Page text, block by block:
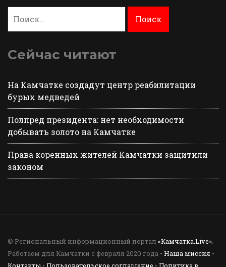
Сейчас читают
На Камчатке создадут центр реабилитации
бурых медведей
Полпред президента: нет необходимости
добывать золото на Камчатке
Права коренных жителей Камчатки защитили
законом
© Региональный информационный портал «Камчатка.Live»
Работаем для Камчатки с февраля 2020 года • Наша миссия •
Контакты • Пользовательское соглашение • Политика в